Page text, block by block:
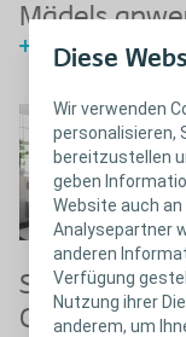
Diese
Wir verwenden
personalisieren,
bereitzustellen
geben
Website auch an
Analysepartner
anderen
Verfügung
Nutzung ihrer
anderem, um
Mädels
Zur Animation
SpeediCath®
Compact für